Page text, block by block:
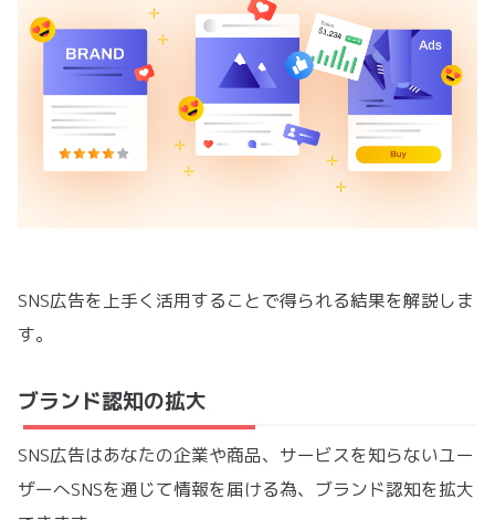
SNS広告を上手く活用することで得られる結果を解説しま
す。
ブランド認知の拡大
SNS広告はあなたの企業や商品、サービスを知らないユー
ザーへSNSを通じて情報を届ける為、ブランド認知を拡大